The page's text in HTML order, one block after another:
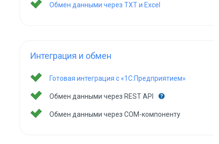
Обмен данными через TXT и Excel
Интеграция и обмен
Готовая интеграция с «1С:Предприятием»
Обмен данными через REST API
Обмен данными через COM-компоненту